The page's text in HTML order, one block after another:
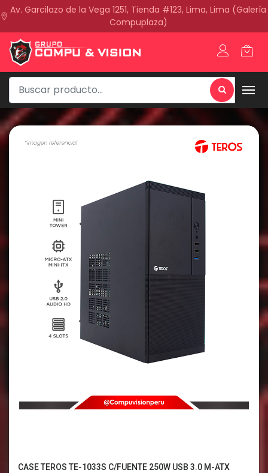
Av. Garcilazo de la Vega 1251, Tienda #123, Lima, Lima (Galería
Compuplaza)
CASE TEROS TE-1033S C/FUENTE 250W USB 3.0 M-ATX